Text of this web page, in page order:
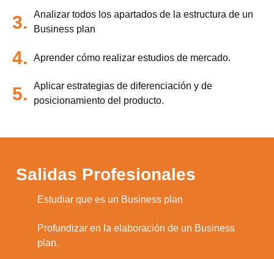
3.
Analizar todos los apartados de la estructura de un
Business plan
4. Aprender cómo realizar estudios de mercado.
5.
Aplicar estrategias de diferenciación y de
posicionamiento del producto.
Salidas Profesionales
Estudiar que es un Business plan
Profundizar en la elaboración de un Business
plan.